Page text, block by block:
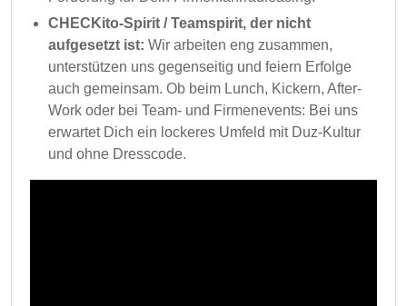
CHECKito-Spirit / Teamspirit, der nicht
aufgesetzt ist: Wir arbeiten eng zusammen,
unterstützen uns gegenseitig und feiern Erfolge
auch gemeinsam. Ob beim Lunch, Kickern, After-
Work oder bei Team- und Firmenevents: Bei uns
erwartet Dich ein lockeres Umfeld mit Duz-Kultur
und ohne Dresscode.